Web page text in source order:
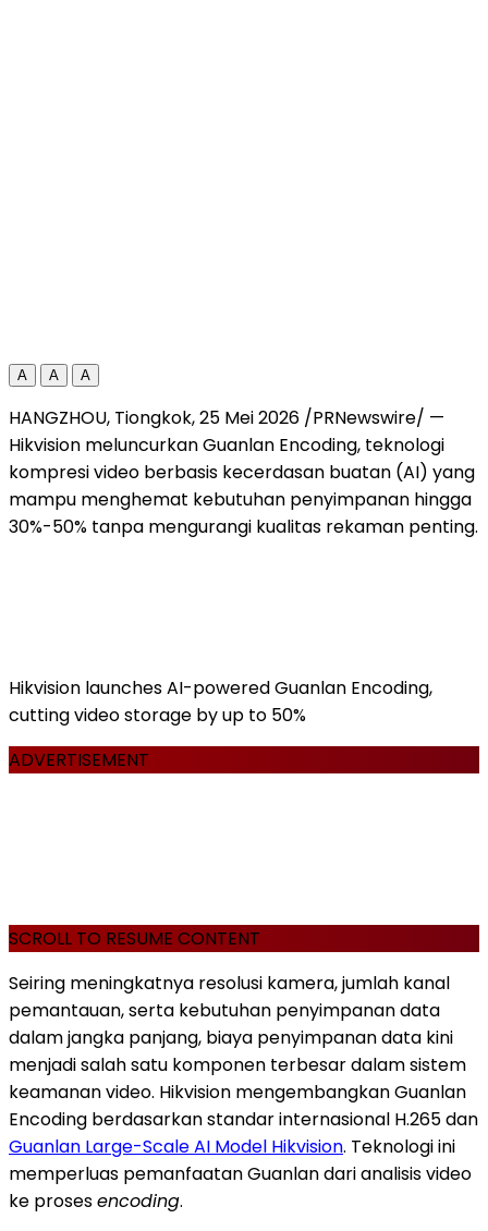
A A A
HANGZHOU, Tiongkok, 25 Mei 2026 /PRNewswire/ —
Hikvision meluncurkan Guanlan Encoding, teknologi
kompresi video berbasis kecerdasan buatan (AI) yang
mampu menghemat kebutuhan penyimpanan hingga
30%-50% tanpa mengurangi kualitas rekaman penting.
Hikvision launches AI-powered Guanlan Encoding,
cutting video storage by up to 50%
ADVERTISEMENT
SCROLL TO RESUME CONTENT
Seiring meningkatnya resolusi kamera, jumlah kanal
pemantauan, serta kebutuhan penyimpanan data
dalam jangka panjang, biaya penyimpanan data kini
menjadi salah satu komponen terbesar dalam sistem
keamanan video. Hikvision mengembangkan Guanlan
Encoding berdasarkan standar internasional H.265 dan
Guanlan Large-Scale AI Model Hikvision. Teknologi ini
memperluas pemanfaatan Guanlan dari analisis video
ke prosesencoding.